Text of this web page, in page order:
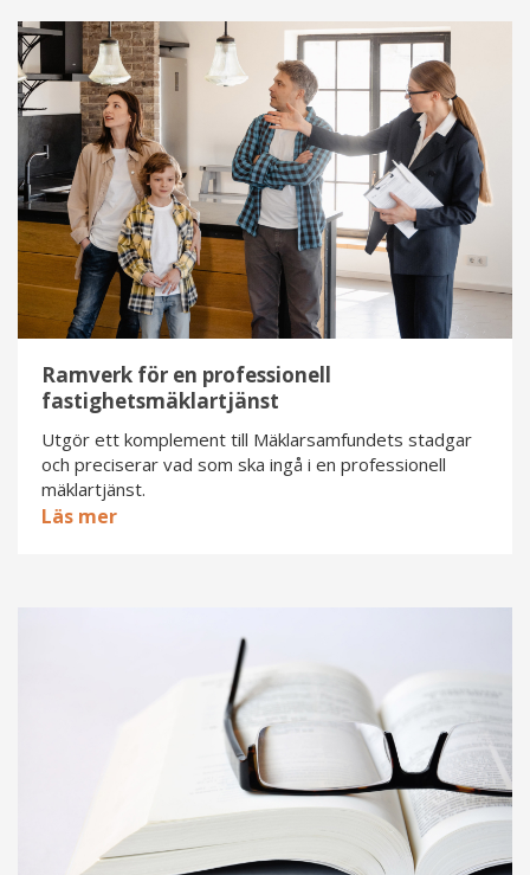
Ramverk
för
en
professionell
fastighetsmäklartjänst
Ramverk för en professionell
fastighetsmäklartjänst
Utgör ett komplement till Mäklarsamfundets stadgar
och preciserar vad som ska ingå i en professionell
mäklartjänst.
Läs mer